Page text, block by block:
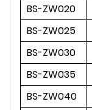
BS-ZW020
BS-ZW025
BS-ZW030
BS-ZW035
BS-ZW040